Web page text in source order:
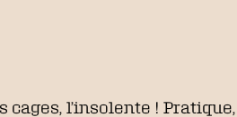
l’insolente !